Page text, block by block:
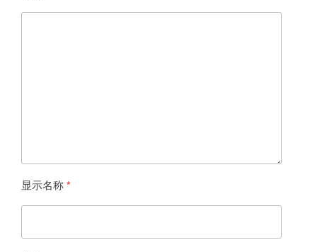
显示名称*